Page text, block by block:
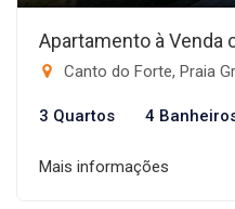
Apartamento à Venda
Canto do Forte, Praia
3 Quartos 4
Mais informações